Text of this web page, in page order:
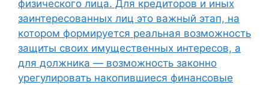
физического лица. Для кредиторов и иных
заинтересованных лиц это важный этап, на
котором формируется реальная возможность
защиты своих имущественных интересов, а
для должника — возможность законно
урегулировать накопившиеся финансовые